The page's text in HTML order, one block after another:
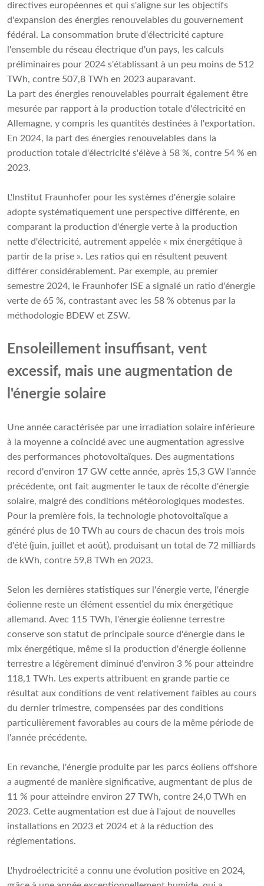
directives européennes et qui s'aligne sur les objectifs
d'expansion des énergies renouvelables du gouvernement
fédéral. La consommation brute d'électricité capture
l'ensemble du réseau électrique d'un pays, les calculs
préliminaires pour 2024 s'établissant à un peu moins de 512
TWh, contre 507,8 TWh en 2023 auparavant.
La part des énergies renouvelables pourrait également être
mesurée par rapport à la production totale d'électricité en
Allemagne, y compris les quantités destinées à l'exportation.
En 2024, la part des énergies renouvelables dans la
production totale d'électricité s'élève à 58 %, contre 54 % en
2023.
L'Institut Fraunhofer pour les systèmes d'énergie solaire
adopte systématiquement une perspective différente, en
comparant la production d'énergie verte à la production
nette d'électricité, autrement appelée « mix énergétique à
partir de la prise ». Les ratios qui en résultent peuvent
différer considérablement. Par exemple, au premier
semestre 2024, le Fraunhofer ISE a signalé un ratio d'énergie
verte de 65 %, contrastant avec les 58 % obtenus par la
méthodologie BDEW et ZSW.
Ensoleillement insuffisant, vent
excessif, mais une augmentation de
l'énergie solaire
Une année caractérisée par une irradiation solaire inférieure
à la moyenne a coïncidé avec une augmentation agressive
des performances photovoltaïques. Des augmentations
record d'environ 17 GW cette année, après 15,3 GW l'année
précédente, ont fait augmenter le taux de récolte d'énergie
solaire, malgré des conditions météorologiques modestes.
Pour la première fois, la technologie photovoltaïque a
généré plus de 10 TWh au cours de chacun des trois mois
d'été (juin, juillet et août), produisant un total de 72 milliards
de kWh, contre 59,8 TWh en 2023.
Selon les dernières statistiques sur l'énergie verte, l'énergie
éolienne reste un élément essentiel du mix énergétique
allemand. Avec 115 TWh, l'énergie éolienne terrestre
conserve son statut de principale source d'énergie dans le
mix énergétique, même si la production d'énergie éolienne
terrestre a légèrement diminué d'environ 3 % pour atteindre
118,1 TWh. Les experts attribuent en grande partie ce
résultat aux conditions de vent relativement faibles au cours
du dernier trimestre, compensées par des conditions
particulièrement favorables au cours de la même période de
l'année précédente.
En revanche, l'énergie produite par les parcs éoliens offshore
a augmenté de manière significative, augmentant de plus de
11 % pour atteindre environ 27 TWh, contre 24,0 TWh en
2023. Cette augmentation est due à l'ajout de nouvelles
installations en 2023 et 2024 et à la réduction des
réglementations.
L'hydroélectricité a connu une évolution positive en 2024,